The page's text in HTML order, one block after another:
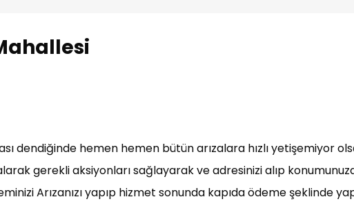
dendiğinde hemen hemen bütün arızalara hızlı yetişemiyor
gerekli aksiyonları sağlayarak ve adresinizi alıp
Arızanızı yapıp hizmet sonunda kapıda ödeme şeklinde